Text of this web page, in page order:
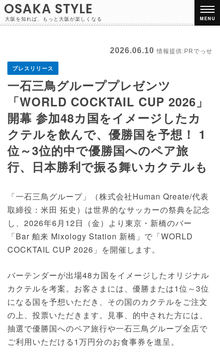
OSAKA STYLE
大阪を知れば、もっと大阪が楽しくなる MENU
2026.06.10 情報提供:PRでっせ
プレスリリース
一石三鳥グループプレゼンツ
「WORLD COCKTAIL CUP 2026」
開幕 参加48カ国をイメージしたカ
クテルを飲んで、優勝国を予想！ 1
位～3位的中で優勝国へのペア旅
行、日本勝利で振る舞いカクテルも
「一石三鳥グループ」（株式会社Human Qreate/代表
取締役：米田 拓史）は世界的なサッカーの祭典を記念
し、2026年6月12日（金）より東京・新橋のバー
「Bar 舶来 Mixology Station 新橋」で「WORLD
COCKTAIL CUP 2026」を開催します。
バーテンダーが出場48カ国をイメージしたオリジナル
カクテルを考案。お客さまには、優勝または1位～3位
になる国を予想いただき、その国のカクテルをご注文
の上、投票いただきます。見事、的中された方には、
抽選で優勝国へのペア旅行や一石三鳥グループ全店で
ご利用いただける1万円分のお食事券を進呈。